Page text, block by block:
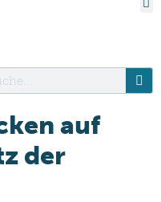
auf
der